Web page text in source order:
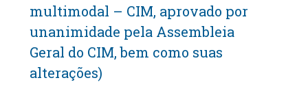
multimodal – CIM, aprovado por
unanimidade pela Assembleia
Geral do CIM, bem como suas
alterações)